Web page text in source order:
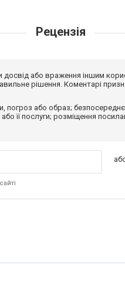
Рецензія
досвід або враження іншим
рішення. Коментарі
погроз або образ;
її послуги; розміщення